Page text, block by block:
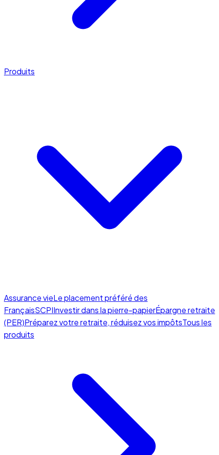
Produits
Assurance vieLe placement préféré des
FrançaisSCPIInvestir dans la pierre-papierÉpargne retraite
(PER)Préparez votre retraite, réduisez vos impôtsTous les
produits